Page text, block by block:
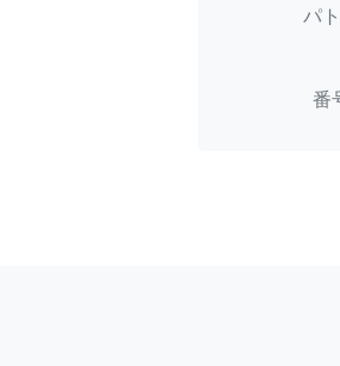
パ
番